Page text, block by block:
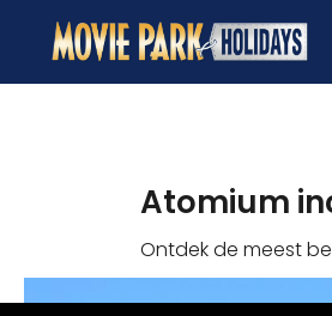
Atomium
Ontdek de meest